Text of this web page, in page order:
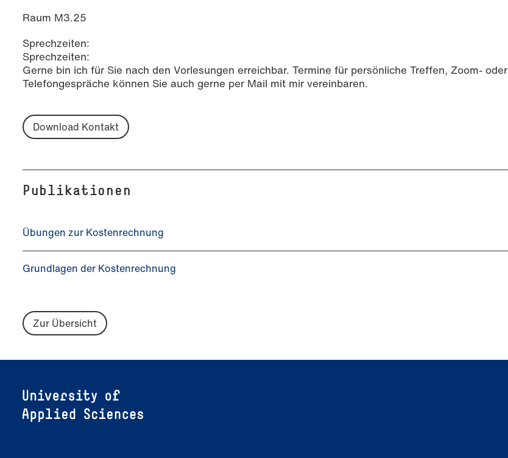
Raum M3.25
Sprechzeiten:
Sprechzeiten:
Gerne bin ich für Sie nach den Vorlesungen erreichbar. Termine für persönliche Treffen, Zoom- oder
Telefongespräche können Sie auch gerne per Mail mit mir vereinbaren.
Download Kontakt
Publikationen
Übungen zur Kostenrechnung
Grundlagen der Kostenrechnung
Zur Übersicht